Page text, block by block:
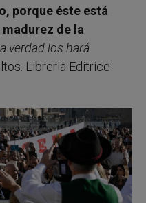
porque éste está
de la
verdad los hará
Libreria Editrice